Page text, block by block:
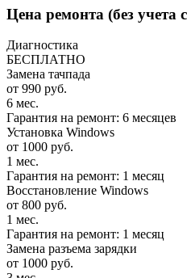
Цена ремонта (без учета
Диагностика
БЕСПЛАТНО
Замена тачпада
от 990 руб.
6 мес.
Гарантия на ремонт: 6 месяцев
Установка Windows
от 1000 руб.
1 мес.
Гарантия на ремонт: 1 месяц
Восстановление Windows
от 800 руб.
1 мес.
Гарантия на ремонт: 1 месяц
Замена разъема зарядки
от 1000 руб.